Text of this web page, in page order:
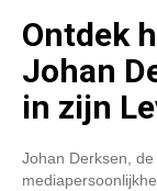
Ontdek
Johan
in zijn
Johan Derksen,